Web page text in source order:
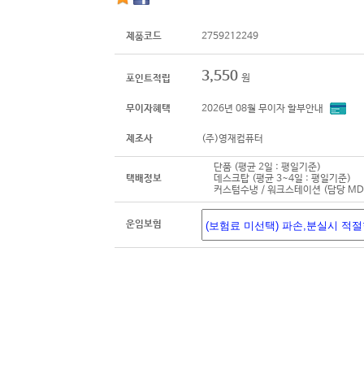
제품코드 2759212249
포인트적립 3,550 원
무이자혜택 2026년 08월 무이자 할부안내
제조사 (주)영재컴퓨터
택배정보
단품 (평균 2일 : 평일기준)
데스크탑 (평균 3~4일 : 평일기준)
커스텀수냉 / 워크스테이션 (담당
운임보험